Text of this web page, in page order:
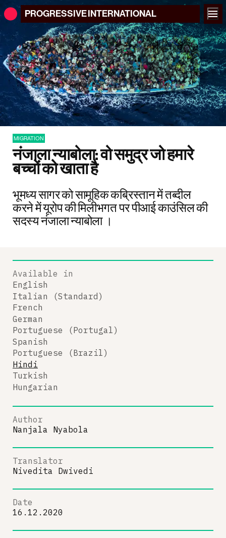
PROGRESSIVEINTERNATIONAL
MIGRATION
नंजाला न्याबोला: वो समुद्र जो हमारे
बच्चों को खाता है
भूमध्य सागर को सामूहिक कब्रिस्तान में तब्दील
करने में यूरोप की मिलीभगत पर पीआई काउंसिल की
सदस्य नंजाला न्याबोला ।
Available in
English
Italian (Standard)
French
German
Portuguese (Portugal)
Spanish
Portuguese (Brazil)
Hindi
Turkish
Hungarian
Author
Nanjala Nyabola
Translator
Nivedita Dwivedi
Date
16.12.2020